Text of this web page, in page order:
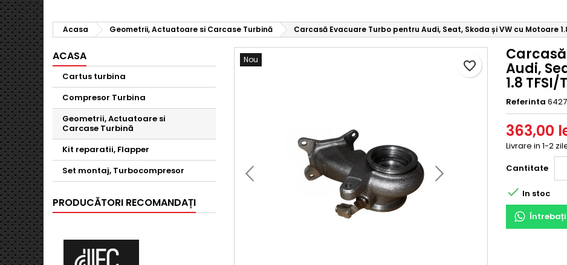
Acasa Geometrii, Actuatoare si Carcase Turbină Carcasă Evacuare Turbo pentru Audi, Seat, Skoda și VW cu Motoare
ACASA
Cartus turbina
Compresor Turbina
Geometrii, Actuatoare si
Carcase Turbină
Kit reparatii, Flapper
Set montaj, Turbocompresor
PRODUCĂTORI RECOMANDAȚI
Nou Audi,
1.8 TFSI/
Referinta
363,00
Livrare in 1-2
Cantitate
favorite_border
 In stoc
Întrebați